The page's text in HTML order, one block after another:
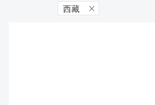
西藏 